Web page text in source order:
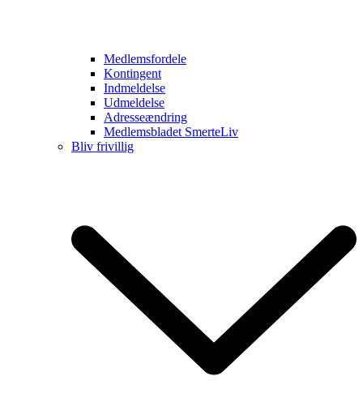
Medlemsfordele
Kontingent
Indmeldelse
Udmeldelse
Adresseændring
Medlemsbladet SmerteLiv
Bliv frivillig